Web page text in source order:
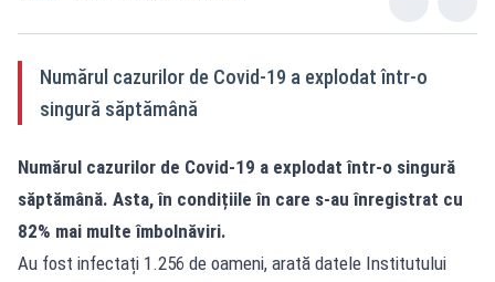
Numărul cazurilor de Covid-19 a explodat într-o
singură săptămână
Numărul cazurilor de Covid-19 a explodat într-o singură
săptămână. Asta, în condițiile în care s-au înregistrat cu
82% mai multe îmbolnăviri.
Au fost infectați 1.256 de oameni, arată datele Institutului